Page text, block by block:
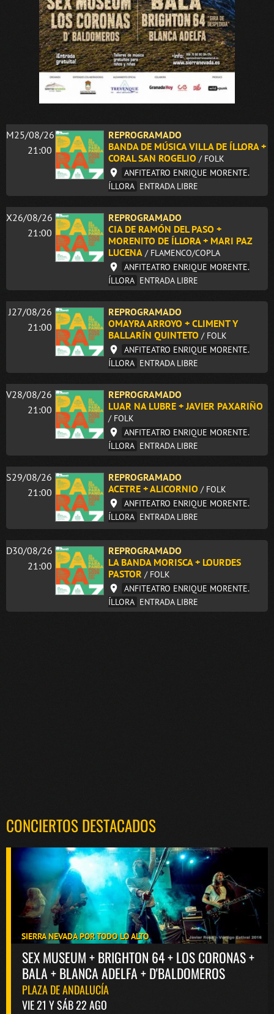
M25/08/26
21:00
REPROGRAMADO
BANDA DE MÚSICA VILLA DE ÍLLORA +
CORAL SAN ROGELIO / FOLK
ANFITEATRO ENRIQUE MORENTE.
ÍLLORA ENTRADA LIBRE
X26/08/26
21:00
REPROGRAMADO
CIA DE RAMÓN DEL PASO +
MORENITO DE ÍLLORA + MARI PAZ
LUCENA / FLAMENCO/COPLA
ANFITEATRO ENRIQUE MORENTE.
ÍLLORA ENTRADA LIBRE
J27/08/26
21:00
REPROGRAMADO
OMAYRA ARROYO + CLIMENT Y
BALLARÍN QUINTETO / FOLK
ANFITEATRO ENRIQUE MORENTE.
ÍLLORA ENTRADA LIBRE
V28/08/26
21:00
REPROGRAMADO
LUAR NA LUBRE + JAVIER PAXARIÑO
/ FOLK
ANFITEATRO ENRIQUE MORENTE.
ÍLLORA ENTRADA LIBRE
S29/08/26
21:00
REPROGRAMADO
ACETRE + ALICORNIO / FOLK
ANFITEATRO ENRIQUE MORENTE.
ÍLLORA ENTRADA LIBRE
D30/08/26
21:00
REPROGRAMADO
LA BANDA MORISCA + LOURDES
PASTOR / FOLK
ANFITEATRO ENRIQUE MORENTE.
ÍLLORA ENTRADA LIBRE
CONCIERTOS DESTACADOS
SIERRA NEVADA POR TODO LO ALTO
SEX MUSEUM + BRIGHTON 64 + LOS CORONAS +
BALA + BLANCA ADELFA + D'BALDOMEROS
PLAZA DE ANDALUCÍA
VIE 21 Y SÁB 22 AGO